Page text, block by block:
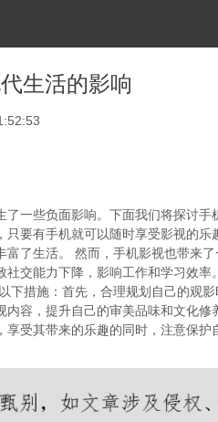
生活的影响
一些负面影响。下面我们将探讨手
要有手机就可以随时享受影视的
了生活。 然而，手机影视也带来
交能力下降，影响工作和学习效
措施：首先，合理规划自己的观
容，提升自己的审美品味和文化
受其带来的乐趣的同时，注意保